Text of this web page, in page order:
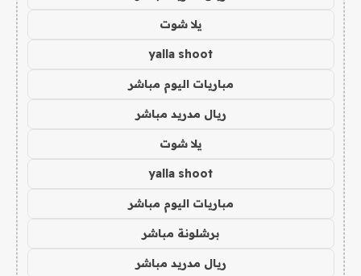
يلا شوت
yalla shoot
مباريات اليوم مباشر
ريال مدريد مباشر
يلا شوت
yalla shoot
مباريات اليوم مباشر
برشلونة مباشر
ريال مدريد مباشر